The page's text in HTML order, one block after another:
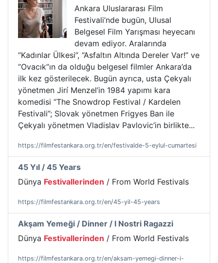
Ankara Uluslararası Film
Festivali’nde bugün, Ulusal
Belgesel Film Yarışması heyecanı
devam ediyor. Aralarında
“Kadınlar Ülkesi”, “Asfaltın Altında Dereler Var!” ve
“Ovacık”ın da olduğu belgesel filmler Ankara’da
ilk kez gösterilecek. Bugün ayrıca, usta Çekyalı
yönetmen Jirí Menzel’in 1984 yapımı kara
komedisi “The Snowdrop Festival / Kardelen
Festivali”; Slovak yönetmen Frigyes Ban ile
Çekyalı yönetmen Vladislav Pavlovic’in birlikte...
https://filmfestankara.org.tr/en/festivalde-5-eylul-cumartesi
45 Yıl / 45 Years
Dünya Festivallerinden / From World Festivals
https://filmfestankara.org.tr/en/45-yil-45-years
Akşam Yemeği / Dinner / I Nostri Ragazzi
Dünya Festivallerinden / From World Festivals
https://filmfestankara.org.tr/en/aksam-yemegi-dinner-i-